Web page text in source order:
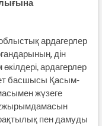
облыстық ардагерлер
дін
ардагерлер
басшысы Қасым-
жүзеге
пен дамуды